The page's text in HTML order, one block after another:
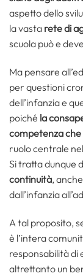
aspetto dello
la vasta rete di
scuola può e
Ma pensare
per questioni
dell’infanzia e
poiché la
competenza
ruolo centrale
Si tratta dunque
continuità,
dall’infanzia
A tal proposito,
è l’intera
responsabilità di
altrettanto un